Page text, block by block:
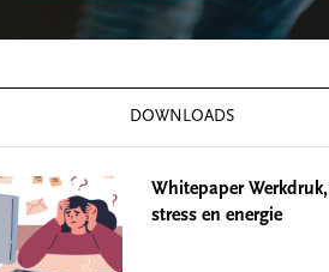
DOWNLOADS
Whitepaper Werkdruk,
stress en energie